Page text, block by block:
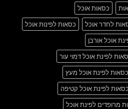
כסאות אוכל
לחדר אוכל
כסאות לפינות אוכל
אוכל אורבן
לפינת אוכל דמוי עור
כסאות לפינת אוכל מעץ
כסאות לפינת אוכל קטיפה
מרופדים לפינת אוכל